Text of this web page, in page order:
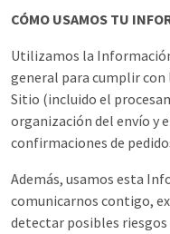
CÓMO USAMOS TU
Utilizamos la
general para cumplir con
Sitio (incluido el
organización del envío y
confirmaciones de
Además, usamos esta
comunicarnos contigo,
detectar posibles riesgos